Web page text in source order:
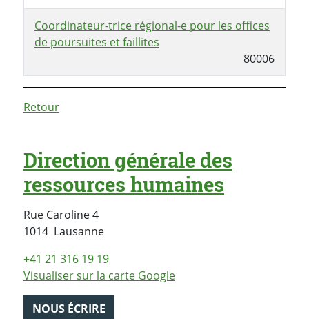
Coordinateur-trice régional-e pour les offices
de poursuites et faillites
80006
Retour
Direction générale des
ressources humaines
Rue Caroline 4
1014 LausanneSuisse
+41 21 316 19 19
Visualiser sur la carte Google
NOUS ÉCRIRE